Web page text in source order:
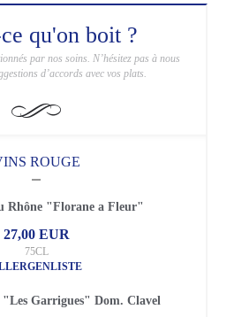
qu'on boit ?
par nos soins. N’hésitez pas à nous
d’accords avec vos plats.
ROUGE
Rhône "Florane a Fleur"
27,00 EUR
75CL
"Les Garrigues" Dom. Clavel